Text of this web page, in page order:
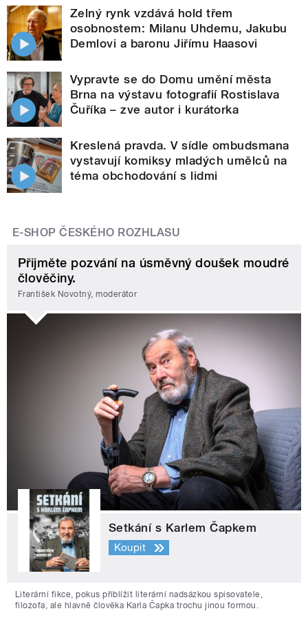
Zelný rynk vzdává hold třem
osobnostem: Milanu Uhdemu, Jakubu
Demlovi a baronu Jiřímu Haasovi
Vypravte se do Domu umění města
Brna na výstavu fotografií Rostislava
Čuříka – zve autor i kurátorka
Kreslená pravda. V sídle ombudsmana
vystavují komiksy mladých umělců na
téma obchodování s lidmi
E-SHOP ČESKÉHO ROZHLASU
Přijměte pozvání na úsměvný doušek moudré
člověčiny.
František Novotný, moderátor
Setkání s Karlem Čapkem
Koupit
Literární fikce, pokus přiblížit literární nadsázkou spisovatele,
filozofa, ale hlavně člověka Karla Čapka trochu jinou formou.